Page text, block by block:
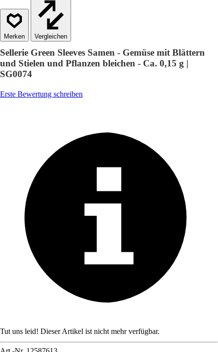
Vergleichen
Sellerie Green Sleeves Samen - Gemüse mit Blättern
und Stielen und Pflanzen bleichen - Ca. 0,15 g |
SG0074
Erste Bewertung schreiben
Tut uns leid! Dieser Artikel ist nicht mehr verfügbar.